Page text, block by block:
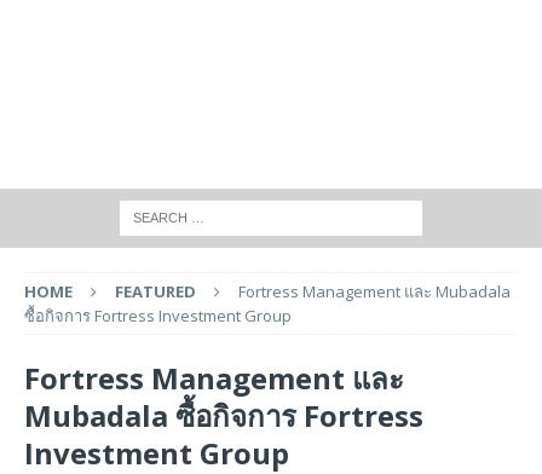
HOME FEATURED
Fortress Management และ Mubadala
ซื้อกิจการ Fortress Investment Group
Fortress Management และ
Mubadala ซื้อกิจการ Fortress
Investment Group